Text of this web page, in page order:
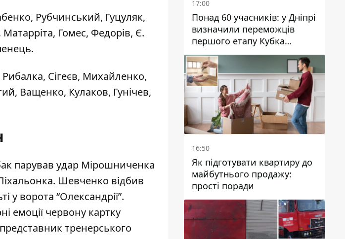
Рубчинський, Гуцуляк,
Гомес, Федорів, Є.
Сігеєв, Михайленко,
Ващенко, Кулаков, Гунічев,
парував удар Мірошниченка
Шевченко відбив
у ворота “Олександрії”.
емоції червону картку
тренерського
17:00
Понад 60 учасників: у Дніпрі
визначили переможців
першого етапу Кубка
України з вітрильного
спорту
16:50
Як підготувати квартиру до
майбутнього продажу:
прості поради